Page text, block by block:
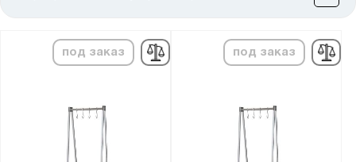
под заказ под заказ
Ширина, мм: